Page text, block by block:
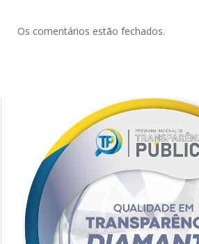
Os comentários estão fechados.